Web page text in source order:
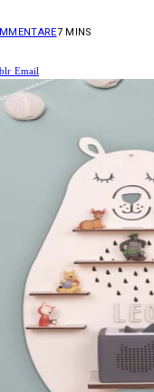
7 MINS
Email